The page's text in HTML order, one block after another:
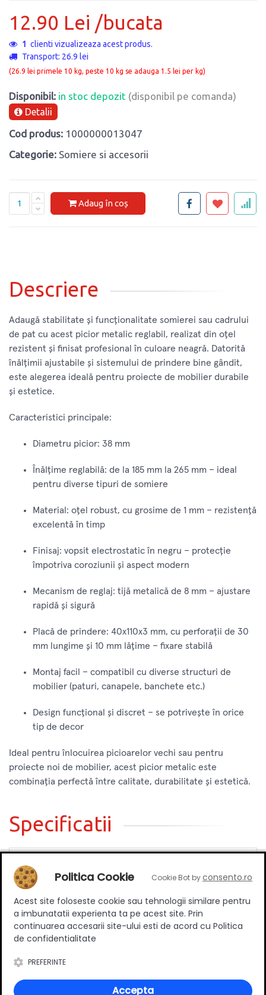
12.90 Lei /bucata
1 clienti vizualizeaza acest produs.
Transport: 26.9 lei
(26.9 lei primele 10 kg, peste 10 kg se adauga 1.5 lei per kg)
Disponibil: in stoc depozit (disponibil pe comanda)
Detalii
Cod produs: 1000000013047
Categorie: Somiere si accesorii
Adaug în coș
Descriere
Adaugă stabilitate și funcționalitate somierei sau cadrului
de pat cu acest picior metalic reglabil, realizat din oțel
rezistent și finisat profesional în culoare neagră. Datorită
înălțimii ajustabile și sistemului de prindere bine gândit,
este alegerea ideală pentru proiecte de mobilier durabile
și estetice.
Caracteristici principale:
Diametru picior: 38 mm
Înălțime reglabilă: de la 185 mm la 265 mm – ideal
pentru diverse tipuri de somiere
Material: oțel robust, cu grosime de 1 mm – rezistență
excelentă în timp
Finisaj: vopsit electrostatic în negru – protecție
împotriva coroziunii și aspect modern
Mecanism de reglaj: tijă metalică de 8 mm – ajustare
rapidă și sigură
Placă de prindere: 40x110x3 mm, cu perforații de 30
mm lungime și 10 mm lățime – fixare stabilă
Montaj facil – compatibil cu diverse structuri de
mobilier (paturi, canapele, banchete etc.)
Design funcțional și discret – se potrivește în orice
tip de decor
Ideal pentru înlocuirea picioarelor vechi sau pentru
proiecte noi de mobilier, acest picior metalic este
combinația perfectă între calitate, durabilitate și estetică.
Specificatii
Lungime (comprimat)
Lungime (extins)
Review-uri
Politica Cookie Cookie Bot byconsento.ro
Acest site foloseste cookie sau tehnologii similare pentru
a imbunatatii experienta ta pe acest site. Prin
continuarea accesarii site-ului esti de acord cu Politica
de confidentialitate
PREFERINTE
Accepta